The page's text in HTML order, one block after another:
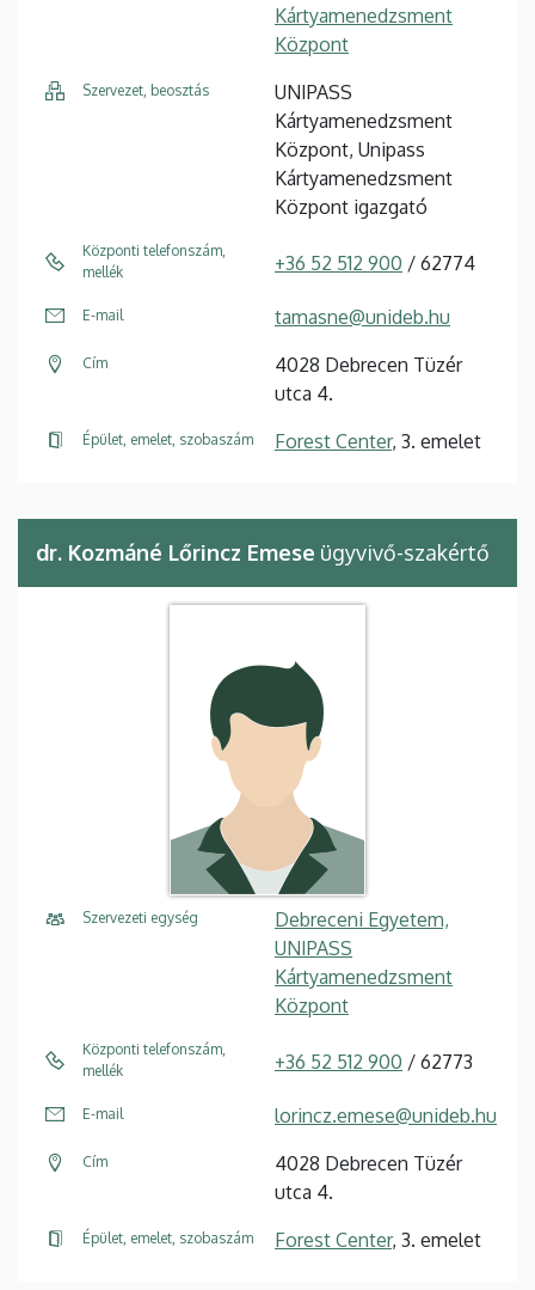
Kártyamenedzsment
Központ
Szervezet, beosztás
UNIPASS
Kártyamenedzsment
Központ, Unipass
Kártyamenedzsment
Központ igazgató
Központi telefonszám,
mellék
+36 52 512 900 / 62774
E-mail tamasne@unideb.hu
Cím
4028 Debrecen Tüzér
utca 4.
Épület, emelet, szobaszám Forest Center, 3. emelet
dr. Kozmáné Lőrincz Emese ügyvivő-szakértő
Szervezeti egység
Debreceni Egyetem,
UNIPASS
Kártyamenedzsment
Központ
Központi telefonszám,
mellék
+36 52 512 900 / 62773
E-mail lorincz.emese@unideb.hu
Cím
4028 Debrecen Tüzér
utca 4.
Épület, emelet, szobaszám Forest Center, 3. emelet